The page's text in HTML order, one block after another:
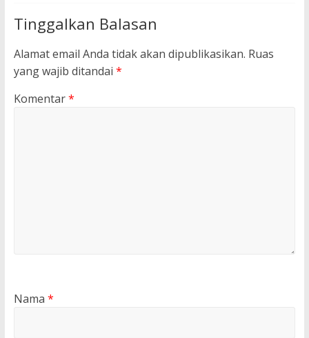
Tinggalkan Balasan
Alamat email Anda tidak akan dipublikasikan. Ruas
yang wajib ditandai *
Komentar*
Nama *